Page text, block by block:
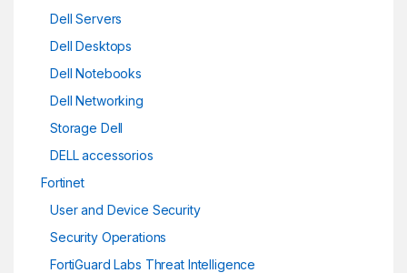
Dell Servers
Dell Desktops
Dell Notebooks
Dell Networking
Storage Dell
DELL accessorios
Fortinet
User and Device Security
Security Operations
FortiGuard Labs Threat Intelligence